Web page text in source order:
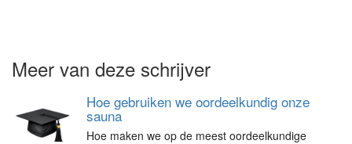
Meer van deze schrijver
Hoe gebruiken we oordeelkundig onze
sauna
Hoe maken we op de meest oordeelkundige